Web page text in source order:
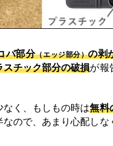
バ部分（エッジ部分）の剥
スチック部分の破損が報
なく、もしもの時は無料
なので、あまり心配しな